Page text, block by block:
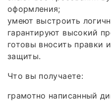
оформления;
умеют выстроить
гарантируют высокий
готовы вносить правки
защиты.
Что вы получаете:
грамотно написанный